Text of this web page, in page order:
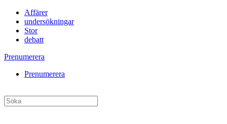
Affärer
undersökningar
Stor
debatt
Prenumerera
Prenumerera